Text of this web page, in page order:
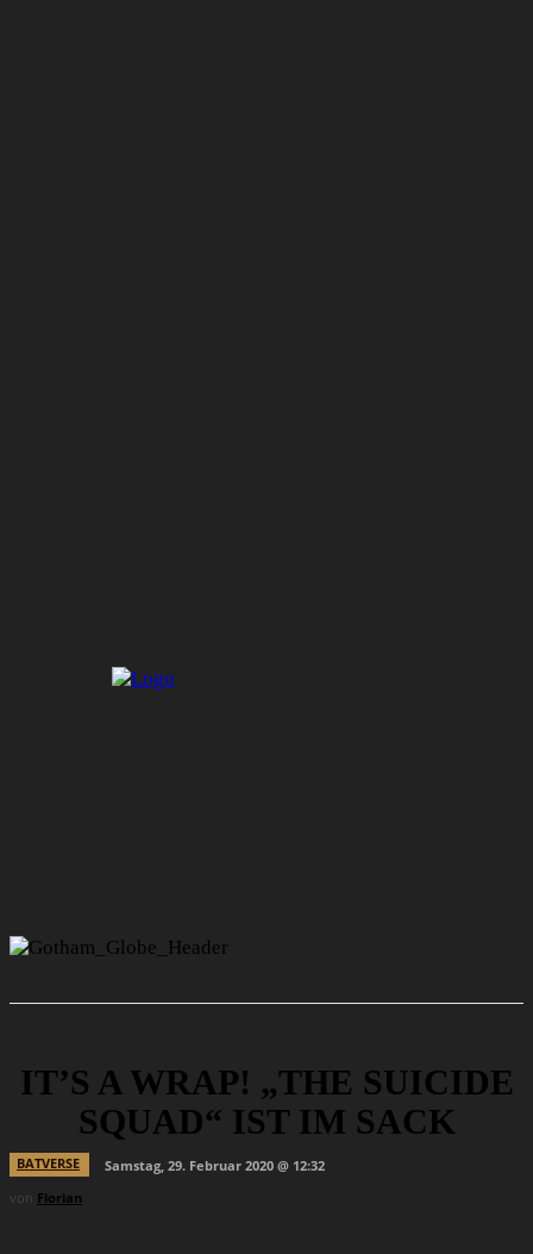
IT’S A WRAP! „THE SUICIDE
SQUAD“ IST IM SACK
BATVERSE
Samstag, 29. Februar 2020 @ 12:32
von Florian